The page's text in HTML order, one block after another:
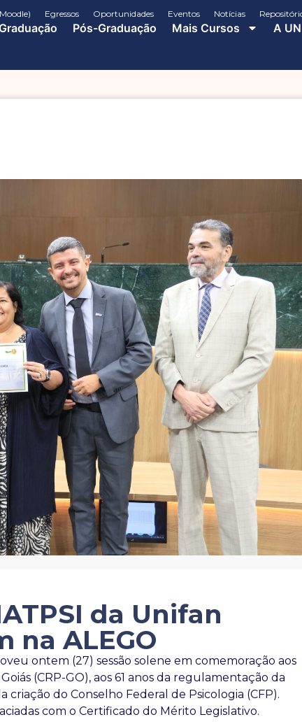
Egressos Oportunidades Eventos Notícias
Graduação Pós-Graduação Mais Cursos A
da Unifan
na ALEGO
ontem (27) sessão solene em comemoração aos
(CRP-GO), aos 61 anos da regulamentação da
criação do Conselho Federal de Psicologia (CFP).
com o Certificado do Mérito Legislativo.